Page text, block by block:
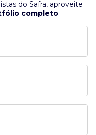
do Safra, aproveite
completo.